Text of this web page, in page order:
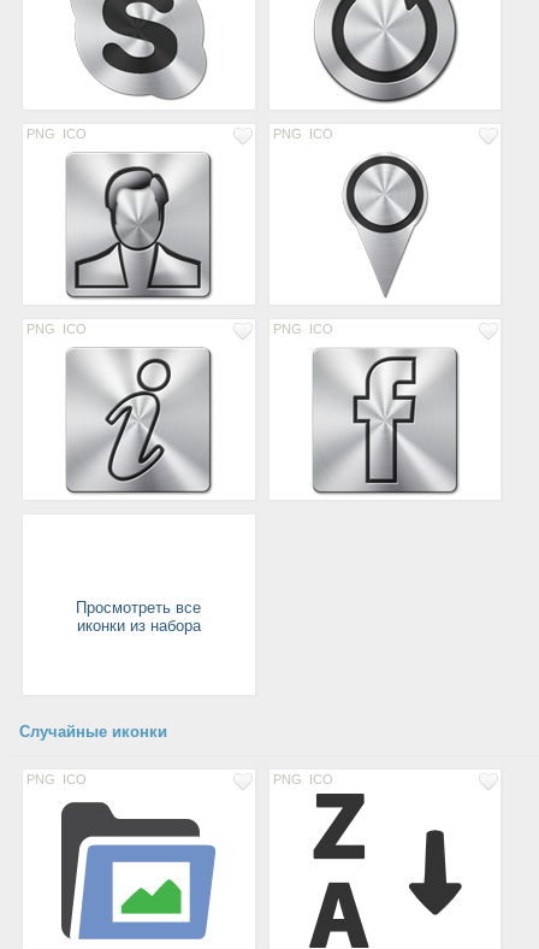
PNG ICO PNG ICO
PNG ICO PNG ICO
Просмотреть все
иконки из набора
Случайные иконки
PNG ICO PNG ICO